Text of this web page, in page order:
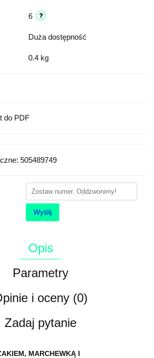
6
Duża dostępność
0.4 kg
do PDF
505489749
Wyślij
Opis
Parametry
i oceny (0)
Zadaj pytanie
MARCHEWKĄ I